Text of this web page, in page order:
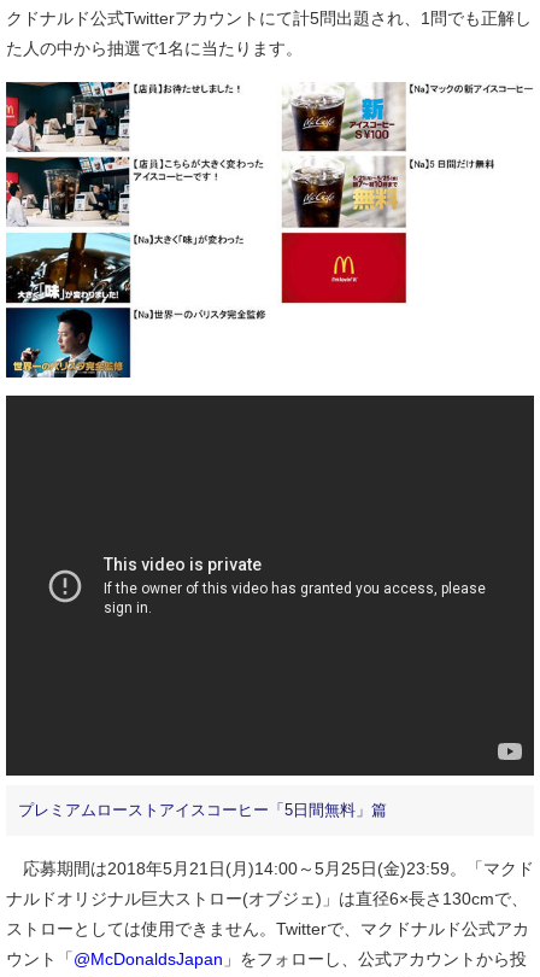
クドナルド公式Twitterアカウントにて計5問出題され、1問でも正解し
た人の中から抽選で1名に当たります。
プレミアムローストアイスコーヒー「5日間無料」篇
応募期間は2018年5月21日(月)14:00～5月25日(金)23:59。「マクド
ナルドオリジナル巨大ストロー(オブジェ)」は直径6×長さ130cmで、
ストローとしては使用できません。Twitterで、マクドナルド公式アカ
ウント「@McDonaldsJapan 」をフォローし、公式アカウントから投